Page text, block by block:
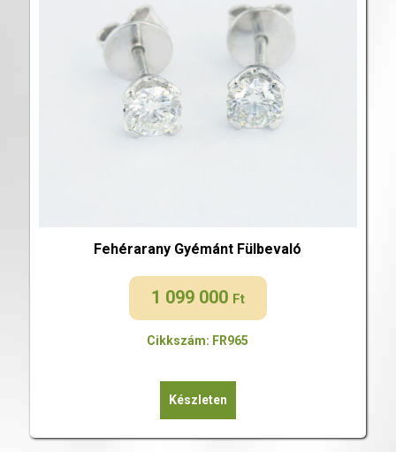
Fehérarany Gyémánt Fülbevaló
1 099 000 Ft
Cikkszám: FR965
Készleten